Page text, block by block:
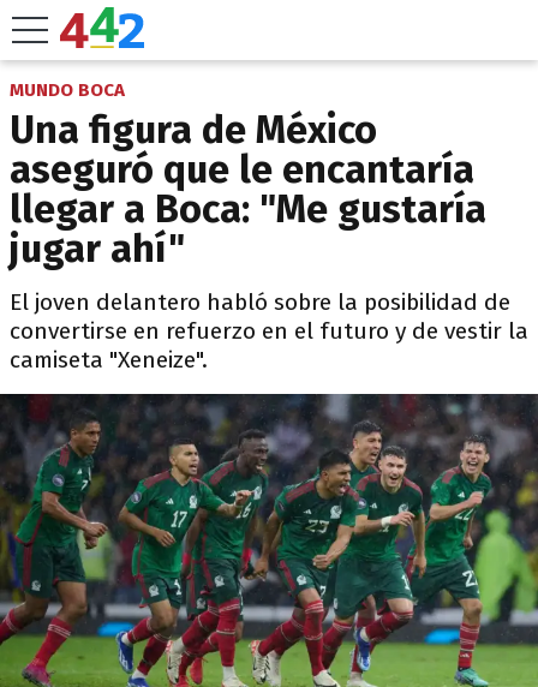
MUNDO BOCA
Una figura de México
aseguró que le encantaría
llegar a Boca: "Me gustaría
jugar ahí"
El joven delantero habló sobre la posibilidad de
convertirse en refuerzo en el futuro y de vestir la
camiseta "Xeneize".